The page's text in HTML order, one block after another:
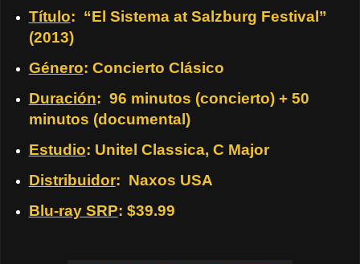
Título: “El Sistema at Salzburg Festival”
(2013)
Género: Concierto Clásico
Duración: 96 minutos (concierto) + 50
minutos (documental)
Estudio: Unitel Classica, C Major
Distribuidor: Naxos USA
Blu-ray SRP: $39.99